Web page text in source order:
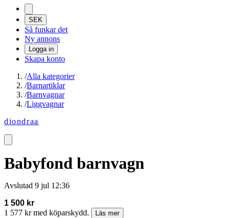
SEK
Så funkar det
Ny annons
Logga in
Skapa konto
/Alla kategorier
/Barnartiklar
/Barnvagnar
/Liggvagnar
diondraa
Babyfond barnvagn
Avslutad 9 jul 12:36
1 500 kr
1 577 kr med köparskydd.
Läs mer